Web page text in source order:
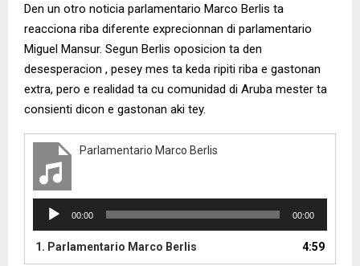
Den un otro noticia parlamentario Marco Berlis ta
reacciona riba diferente exprecionnan di parlamentario
Miguel Mansur. Segun Berlis oposicion ta den
desesperacion , pesey mes ta keda ripiti riba e gastonan
extra, pero e realidad ta cu comunidad di Aruba mester ta
consienti dicon e gastonan aki tey.
Parlamentario Marco Berlis
d
00:00 00:00
1. Parlamentario Marco Berlis 4:59